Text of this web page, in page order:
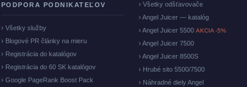
PODPORA PODNIKATEĽOV
› Všetky služby
› Blogové PR články na mieru
› Registrácia do katalógov
› Registrácia do 60 SK katalógov
› Google PageRank Boost Pack
› Všetky odšťavovače
› Angel Juicer — katalóg
› Angel Juicer 5500 AKCIA -5%
› Angel Juicer 7500
› Angel Juicer 8500S
› Hrubé sito 5500/7500
› Náhradné diely Angel